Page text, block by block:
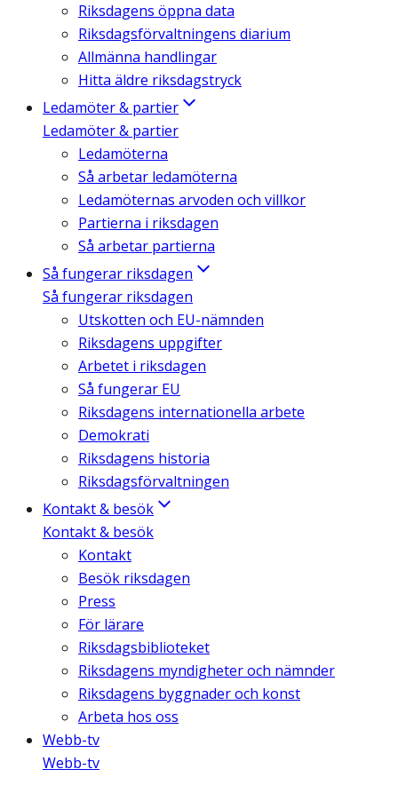
Riksdagens öppna data
Riksdagsförvaltningens diarium
Allmänna handlingar
Hitta äldre riksdagstryck
Ledamöter & partier
Ledamöter & partier
Ledamöterna
Så arbetar ledamöterna
Ledamöternas arvoden och villkor
Partierna i riksdagen
Så arbetar partierna
Så fungerar riksdagen
Så fungerar riksdagen
Utskotten och EU-nämnden
Riksdagens uppgifter
Arbetet i riksdagen
Så fungerar EU
Riksdagens internationella arbete
Demokrati
Riksdagens historia
Riksdagsförvaltningen
Kontakt & besök
Kontakt & besök
Kontakt
Besök riksdagen
Press
För lärare
Riksdagsbiblioteket
Riksdagens myndigheter och nämnder
Riksdagens byggnader och konst
Arbeta hos oss
Webb-tv
Webb-tv